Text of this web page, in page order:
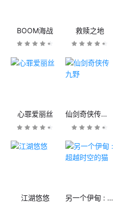
BOOM海战 救赎之地
心罪爱丽丝 仙剑奇侠传九野
江湖悠悠 另一个伊甸 : 超越时空的猫